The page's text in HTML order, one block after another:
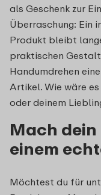
als Geschenk zur
Überraschung: Ein
Produkt bleibt
praktischen
Handumdrehen
Artikel. Wie wäre
oder deinem
Mach
einem
Möchtest du für